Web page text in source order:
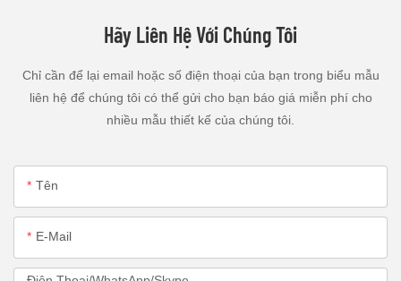
Hãy Liên Hệ Với Chúng Tôi
Chỉ cần để lại email hoặc số điện thoại của bạn trong biểu mẫu
liên hệ để chúng tôi có thể gửi cho bạn báo giá miễn phí cho
nhiều mẫu thiết kế của chúng tôi.
Tên
E-Mail